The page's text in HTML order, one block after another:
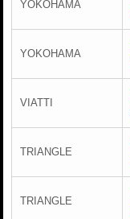
YOKOHAMA
YOKOHAMA
VIATTI
TRIANGLE
TRIANGLE